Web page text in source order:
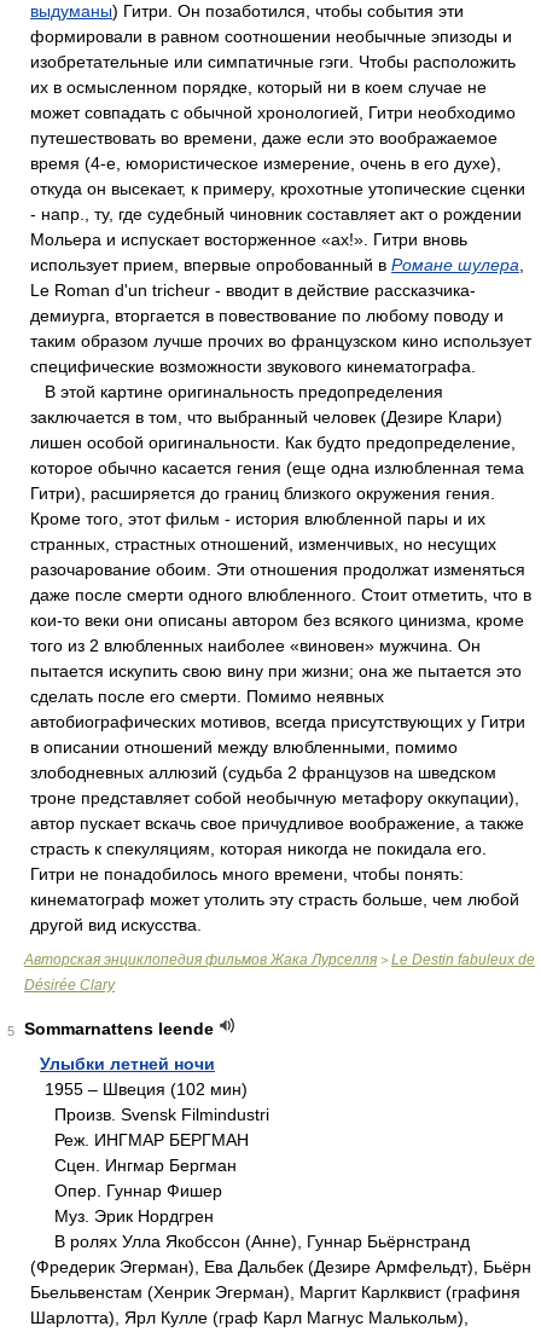
выдуманы) Гитри. Он позаботился, чтобы события эти
формировали в равном соотношении необычные эпизоды и
изобретательные или симпатичные гэги. Чтобы расположить
их в осмысленном порядке, который ни в коем случае не
может совпадать с обычной хронологией, Гитри необходимо
путешествовать во времени, даже если это воображаемое
время (4-е, юмористическое измерение, очень в его духе),
откуда он высекает, к примеру, крохотные утопические сценки
- напр., ту, где судебный чиновник составляет акт о рождении
Мольера и испускает восторженное «ах!». Гитри вновь
использует прием, впервые опробованный в Романе шулера
Le Roman d'un tricheur - вводит в действие рассказчика-
демиурга, вторгается в повествование по любому поводу и
таким образом лучше прочих во французском кино использует
специфические возможности звукового кинематографа.
В этой картине оригинальность предопределения
заключается в том, что выбранный человек (Дезире Клари)
лишен особой оригинальности. Как будто предопределение,
которое обычно касается гения (еще одна излюбленная тема
Гитри), расширяется до границ близкого окружения гения.
Кроме того, этот фильм - история влюбленной пары и их
странных, страстных отношений, изменчивых, но несущих
разочарование обоим. Эти отношения продолжат изменяться
даже после смерти одного влюбленного. Стоит отметить, что в
кои-то веки они описаны автором без всякого цинизма, кроме
того из 2 влюбленных наиболее «виновен» мужчина. Он
пытается искупить свою вину при жизни; она же пытается это
сделать после его смерти. Помимо неявных
автобиографических мотивов, всегда присутствующих у Гитри
в описании отношений между влюбленными, помимо
злободневных аллюзий (судьба 2 французов на шведском
троне представляет собой необычную метафору оккупации),
автор пускает вскачь свое причудливое воображение, а также
страсть к спекуляциям, которая никогда не покидала его.
Гитри не понадобилось много времени, чтобы понять:
кинематограф может утолить эту страсть больше, чем любой
другой вид искусства.
Авторская энциклопедия фильмов Жака Лурселля > Le Destin fabuleux de
Désirée Clary
5
Sommarnattens leende
Улыбки летней ночи
1955 – Швеция (102 мин)
Произв. Svensk Filmindustri
Реж. ИНГМАР БЕРГМАН
Сцен. Ингмар Бергман
Опер. Гуннар Фишер
Муз. Эрик Нордгрен
В ролях Улла Якобссон (Анне), Гуннар Бьёрнстранд
(Фредерик Эгерман), Ева Дальбек (Дезире Армфельдт), Бьёрн
Бьельвенстам (Хенрик Эгерман), Маргит Карлквист (графиня
Шарлотта), Ярл Кулле (граф Карл Магнус Малькольм),